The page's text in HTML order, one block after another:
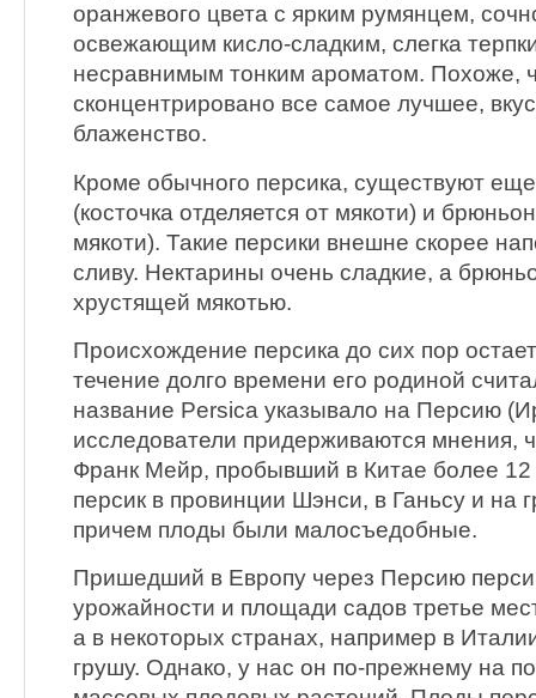
оранжевого цвета с ярким румянцем,
освежающим кисло-сладким, слегка
несравнимым тонким ароматом. Похоже,
сконцентрировано все самое лучшее,
блаженство.
Кроме обычного персика, существуют
(косточка отделяется от мякоти) и
мякоти). Такие персики внешне скорее
сливу. Нектарины очень сладкие, а
хрустящей мякотью.
Происхождение персика до сих пор
течение долго времени его родиной
название Persica указывало на Персию
исследователи придерживаются мнения,
Франк Мейр, пробывший в Китае более 12
персик в провинции Шэнси, в Ганьсу и на
причем плоды были малосъедобные.
Пришедший в Европу через Персию
урожайности и площади садов третье
а в некоторых странах, например в
грушу. Однако, у нас он по-прежнему на